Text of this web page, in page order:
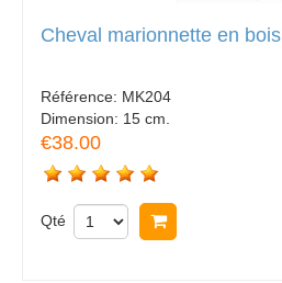
Cheval marionnette en bois
Référence: MK204
Dimension: 15 cm.
€38.00
Qté